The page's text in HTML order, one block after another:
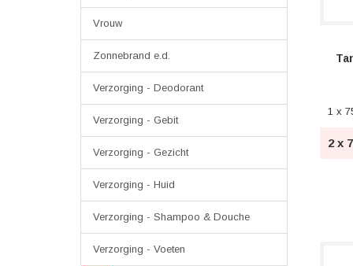
Vrouw
Zonnebrand e.d.
Verzorging - Deodorant
Verzorging - Gebit
Verzorging - Gezicht
Verzorging - Huid
Verzorging - Shampoo & Douche
Verzorging - Voeten
1 x
2 x